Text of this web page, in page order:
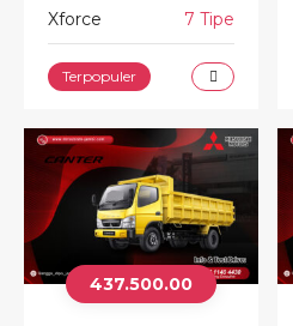
Xforce 7 Tipe
Terpopuler
437.500.00